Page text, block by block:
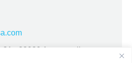
· 28939 Arroyomolinos ·